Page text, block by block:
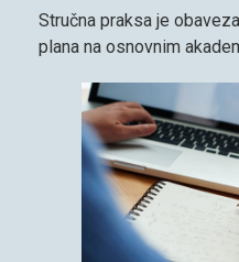
Stručna praksa je
plana na osnovnim